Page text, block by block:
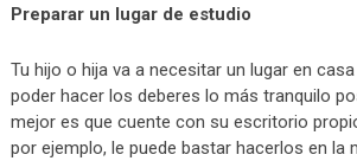
Preparar un lugar de estudio
Tu hijo o hija va a necesitar un lugar en
poder hacer los deberes lo más tranquilo
mejor es que cuente con su escritorio
por ejemplo, le puede bastar hacerlos en la